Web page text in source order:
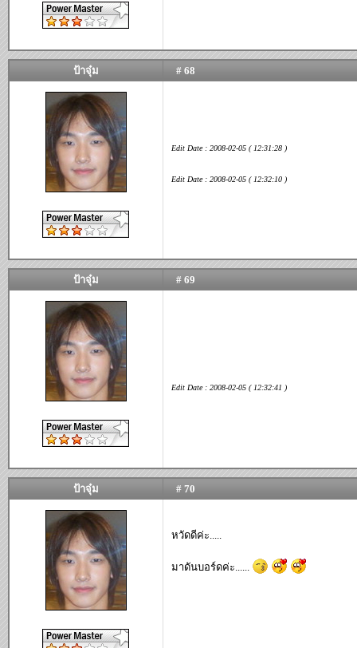
ป้าจุ๋ม # 68
Edit Date : 2008-02-05 ( 12:31:28 )
Edit Date : 2008-02-05 ( 12:32:10 )
ป้าจุ๋ม # 69
Edit Date : 2008-02-05 ( 12:32:41 )
ป้าจุ๋ม # 70
หวัดดีค่ะ.....
มาดันบอร์ดค่ะ......